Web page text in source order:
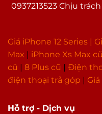
Hỗ trợ - Dịch vụ
0937213523 Chịu
Giá iPhone 12 Series |
Max
iPhone Xs Max cũ
cũ
8 Plus cũ Điện
điện thoại trả góp